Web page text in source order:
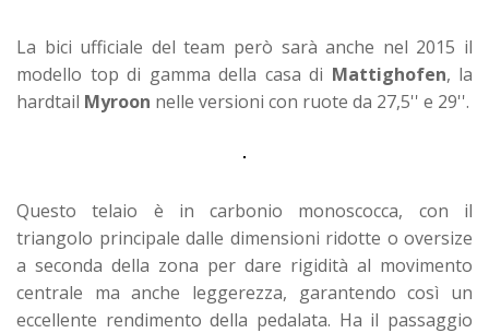
La bici ufficiale del team però sarà anche nel 2015 il
modello top di gamma della casa di Mattighofen, la
hardtail Myroon nelle versioni con ruote da 27,5'' e 29''.
Questo telaio è in carbonio monoscocca, con il
triangolo principale dalle dimensioni ridotte o oversize
a seconda della zona per dare rigidità al movimento
centrale ma anche leggerezza, garantendo così un
eccellente rendimento della pedalata. Ha il passaggio